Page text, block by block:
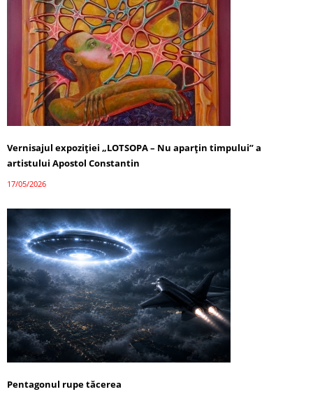
Vernisajul expoziției „LOTSOPA – Nu aparțin timpului” a
artistului Apostol Constantin
17/05/2026
Pentagonul rupe tăcerea